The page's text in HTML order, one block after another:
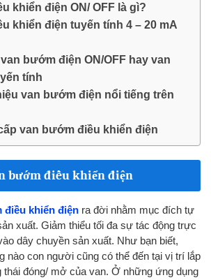
khiển điện ON/ OFF là gì?
khiển điện tuyến tính 4 – 20 mA
bướm điện ON/OFF hay van
tính
van bướm điện nổi tiếng trên
van bướm điều khiển điện
bướm điều khiển điện
điều khiển điện ra đời nhằm mục đích tự
xuất. Giảm thiểu tối đa sự tác động trực
dây chuyền sản xuất. Như bạn biết,
nào con người cũng có thể đến tại vị trí lắp
thái đóng/ mở của van. Ở những ứng dụng